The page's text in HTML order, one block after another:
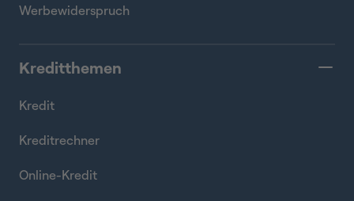
Werbewiderspruch
Kreditthemen
Kredit
Kreditrechner
Online-Kredit